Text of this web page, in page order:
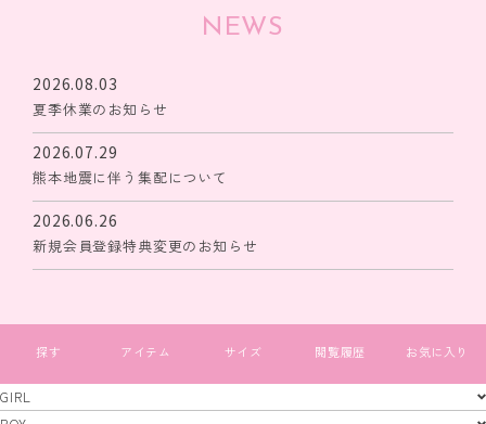
NEWS
2026.08.03
夏季休業のお知らせ
2026.07.29
熊本地震に伴う集配について
2026.06.26
新規会員登録特典変更のお知らせ
すべて見る
GIRL
GIRL